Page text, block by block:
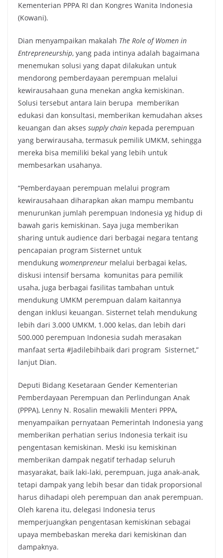
Kementerian PPPA RI dan Kongres Wanita Indonesia
(Kowani).
Dian menyampaikan makalah The Role of Women in
Entrepreneurship, yang pada intinya adalah bagaimana
menemukan solusi yang dapat dilakukan untuk
mendorong pemberdayaan perempuan melalui
kewirausahaan guna menekan angka kemiskinan.
Solusi tersebut antara lain berupa memberikan
edukasi dan konsultasi, memberikan kemudahan akses
keuangan dan akses supply chain kepada perempuan
yang berwirausaha, termasuk pemilik UMKM, sehingga
mereka bisa memiliki bekal yang lebih untuk
membesarkan usahanya.
“Pemberdayaan perempuan melalui program
kewirausahaan diharapkan akan mampu membantu
menurunkan jumlah perempuan Indonesia yg hidup di
bawah garis kemiskinan. Saya juga memberikan
sharing untuk audience dari berbagai negara tentang
pencapaian program Sisternet untuk
mendukung womenpreneur melalui berbagai kelas,
diskusi intensif bersama komunitas para pemilik
usaha, juga berbagai fasilitas tambahan untuk
mendukung UMKM perempuan dalam kaitannya
dengan inklusi keuangan. Sisternet telah mendukung
lebih dari 3.000 UMKM, 1.000 kelas, dan lebih dari
500.000 perempuan Indonesia sudah merasakan
manfaat serta #Jadilebihbaik dari program Sisternet,”
lanjut Dian.
Deputi Bidang Kesetaraan Gender Kementerian
Pemberdayaan Perempuan dan Perlindungan Anak
(PPPA), Lenny N. Rosalin mewakili Menteri PPPA,
menyampaikan pernyataan Pemerintah Indonesia yang
memberikan perhatian serius Indonesia terkait isu
pengentasan kemiskinan. Meski isu kemiskinan
memberikan dampak negatif terhadap seluruh
masyarakat, baik laki-laki, perempuan, juga anak-anak,
tetapi dampak yang lebih besar dan tidak proporsional
harus dihadapi oleh perempuan dan anak perempuan.
Oleh karena itu, delegasi Indonesia terus
memperjuangkan pengentasan kemiskinan sebagai
upaya membebaskan mereka dari kemiskinan dan
dampaknya.